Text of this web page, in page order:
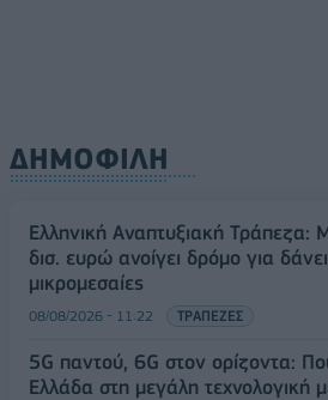
ΔΗΜΟΦΙΛΗ
Ελληνική Αναπτυξιακή Τράπεζα:
δισ. ευρώ ανοίγει δρόμο για
μικρομεσαίες
08/08/2026 - 11:22 ΤΡΑΠΕΖΕΣ
5G παντού, 6G στον ορίζοντα:
Ελλάδα στη μεγάλη τεχνολογική